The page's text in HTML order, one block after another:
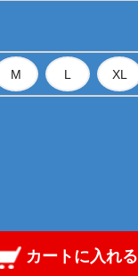
カートに入れる